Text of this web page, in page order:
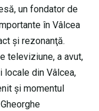
un fondator de
în Vâlcea
şi rezonanţă.
televiziune, a avut,
locale din Vâlcea,
şi momentul